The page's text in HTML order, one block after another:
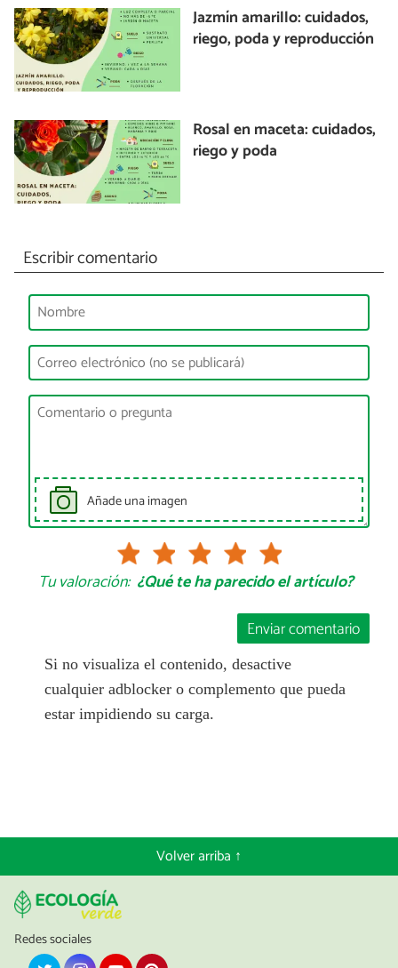
Jazmín amarillo: cuidados,
riego, poda y reproducción
Rosal en maceta: cuidados,
riego y poda
Escribir comentario
Añade una imagen
Tu valoración: ¿Qué te ha parecido el artículo?
Enviar comentario
Si no visualiza el contenido, desactive
cualquier adblocker o complemento que pueda
estar impidiendo su carga.
Volver arriba ↑
Redes sociales